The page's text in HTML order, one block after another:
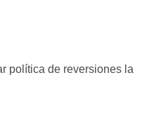
política de reversiones la